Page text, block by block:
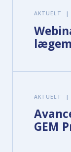
AKTUELT |
AKTUELT |
GEM